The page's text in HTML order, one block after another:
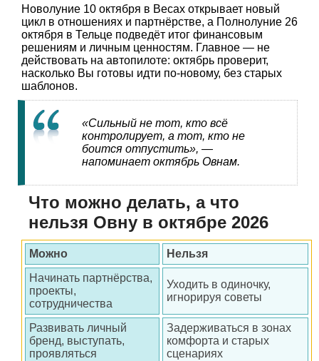
Новолуние 10 октября в Весах открывает новый
цикл в отношениях и партнёрстве, а Полнолуние 26
октября в Тельце подведёт итог финансовым
решениям и личным ценностям. Главное — не
действовать на автопилоте: октябрь проверит,
насколько Вы готовы идти по-новому, без старых
шаблонов.
«Сильный не тот, кто всё
контролирует, а тот, кто не
боится отпустить», —
напоминает октябрь Овнам.
Что можно делать, а что
нельзя Овну в октябре 2026
Можно
Нельзя
Начинать партнёрства,
проекты,
сотрудничества
Уходить в одиночку,
игнорируя советы
Развивать личный
бренд, выступать,
проявляться
Задерживаться в зонах
комфорта и старых
сценариях